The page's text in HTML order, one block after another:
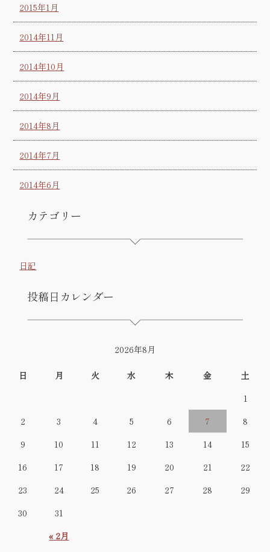
2015年1月
2014年11月
2014年10月
2014年9月
2014年8月
2014年7月
2014年6月
カテゴリー
日記
投稿日カレンダー
2026年8月
日 月 火 水 木 金 土
« 2月
1
2
3 4 5 6 7
8
9
10 11 12 13 14
15
16
17 18 19 20 21
22
23
24 25 26 27 28
29
30
31